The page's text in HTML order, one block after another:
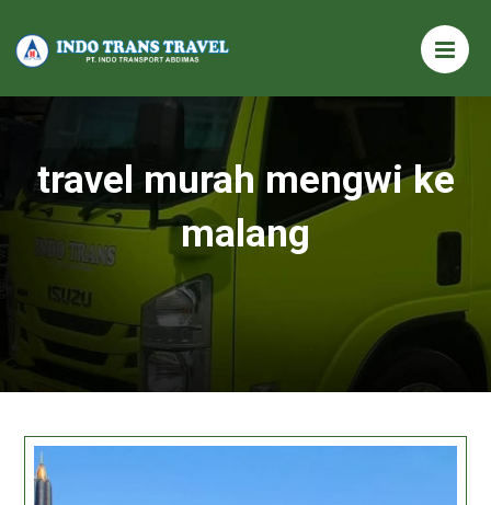
travel murah mengwi ke
malang